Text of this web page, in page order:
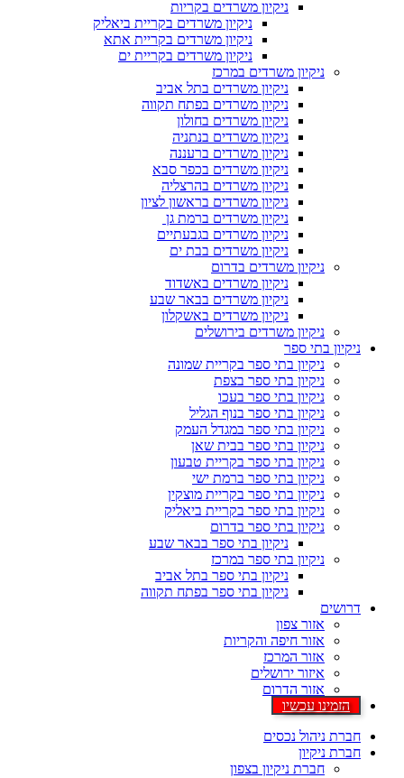
ניקיון משרדים בקריות
ניקיון משרדים בקריית ביאליק
ניקיון משרדים בקריית אתא
ניקיון משרדים בקריית ים
ניקיון משרדים במרכז
ניקיון משרדים בתל אביב
ניקיון משרדים בפתח תקווה
ניקיון משרדים בחולון
ניקיון משרדים בנתניה
ניקיון משרדים ברעננה
ניקיון משרדים בכפר סבא
ניקיון משרדים בהרצליה
ניקיון משרדים בראשון לציון
ניקיון משרדים ברמת גן
ניקיון משרדים בגבעתיים
ניקיון משרדים בבת ים
ניקיון משרדים בדרום
ניקיון משרדים באשדוד
ניקיון משרדים בבאר שבע
ניקיון משרדים באשקלון
ניקיון משרדים בירושלים
ניקיון בתי ספר
ניקיון בתי ספר בקריית שמונה
ניקיון בתי ספר בצפת
ניקיון בתי ספר בעכו
ניקיון בתי ספר בנוף הגליל
ניקיון בתי ספר במגדל העמק
ניקיון בתי ספר בבית שאן
ניקיון בתי ספר בקריית טבעון
ניקיון בתי ספר ברמת ישי
ניקיון בתי ספר בקריית מוצקין
ניקיון בתי ספר בקריית ביאליק
ניקיון בתי ספר בדרום
ניקיון בתי ספר בבאר שבע
ניקיון בתי ספר במרכז
ניקיון בתי ספר בתל אביב
ניקיון בתי ספר בפתח תקווה
דרושים
אזור צפון
אזור חיפה והקריות
אזור המרכז
איזור ירושלים
אזור הדרום
הזמינו עכשיו
חברת ניהול נכסים
חברת ניקיון
חברת ניקיון בצפון